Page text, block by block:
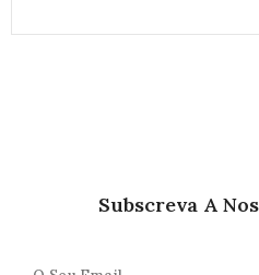
Subscreva A